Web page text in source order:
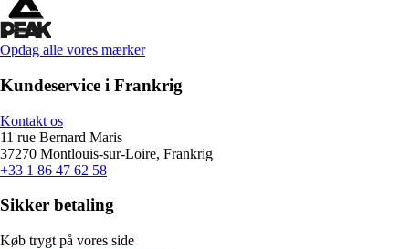
Opdag alle vores mærker
Kundeservice i Frankrig
Kontakt os
11 rue Bernard Maris
37270 Montlouis-sur-Loire, Frankrig
+33 1 86 47 62 58
Sikker betaling
Køb trygt på vores side